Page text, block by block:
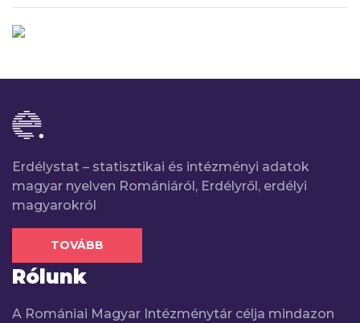
Erdélystat – statisztikai és intézményi adatok
magyar nyelven Romániáról, Erdélyről, erdélyi
magyarokról
TOVÁBB
Rólunk
A Romániai Magyar Intézménytár célja mindazon